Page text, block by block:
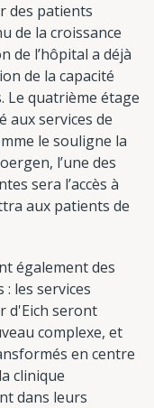
des patients
de la croissance
de l’hôpital a déjà
de la capacité
Le quatrième étage
aux services de
le souligne la
l’une des
sera l’accès à
aux patients de
également des
les services
d'Eich seront
complexe, et
en centre
clinique
dans leurs